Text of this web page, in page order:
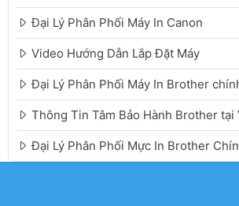
Đại Lý Phân Phối Máy In Canon
Video Hướng Dẫn Lắp Đặt Máy
Đại Lý Phân Phối Máy In Brother
Thông Tin Tâm Bảo Hành Brother tại
Đại Lý Phân Phối Mực In Brother